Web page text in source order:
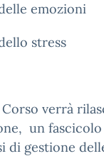
emozioni
stress
verrà
un
di gestione